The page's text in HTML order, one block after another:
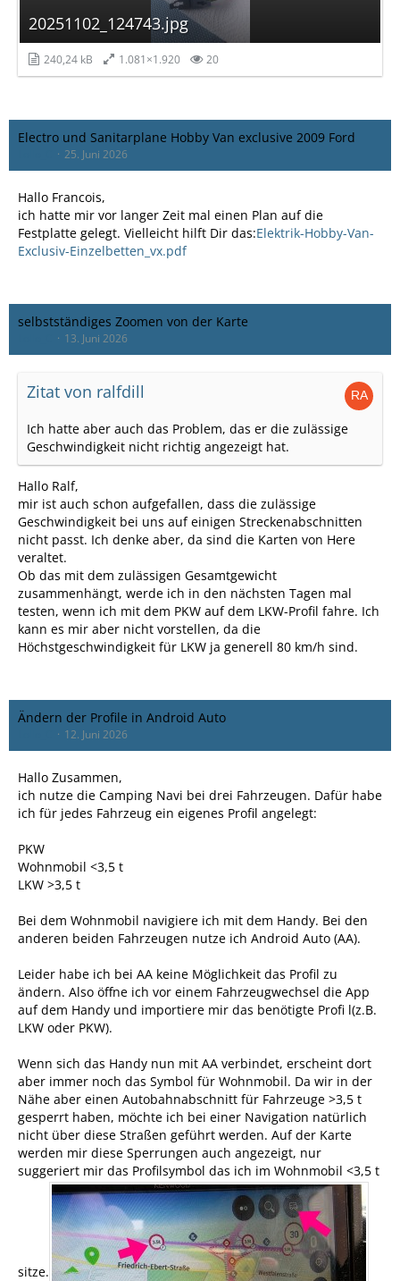
20251102_124743.jpg
240,24 kB 1.081×1.920 20
Electro und Sanitarplane Hobby Van exclusive 2009 Ford
25. Juni 2026
Hallo Francois,
ich hatte mir vor langer Zeit mal einen Plan auf die
Festplatte gelegt. Vielleicht hilft Dir das:Elektrik-Hobby-Van-
Exclusiv-Einzelbetten_vx.pdf
selbstständiges Zoomen von der Karte
13. Juni 2026
Zitat von ralfdill
Ich hatte aber auch das Problem, das er die zulässige
Geschwindigkeit nicht richtig angezeigt hat.
Hallo Ralf,
mir ist auch schon aufgefallen, dass die zulässige
Geschwindigkeit bei uns auf einigen Streckenabschnitten
nicht passt. Ich denke aber, da sind die Karten von Here
veraltet.
Ob das mit dem zulässigen Gesamtgewicht
zusammenhängt, werde ich in den nächsten Tagen mal
testen, wenn ich mit dem PKW auf dem LKW-Profil fahre. Ich
kann es mir aber nicht vorstellen, da die
Höchstgeschwindigkeit für LKW ja generell 80 km/h sind.
Ändern der Profile in Android Auto
12. Juni 2026
Hallo Zusammen,
ich nutze die Camping Navi bei drei Fahrzeugen. Dafür habe
ich für jedes Fahrzeug ein eigenes Profil angelegt:
PKW
Wohnmobil <3,5 t
LKW >3,5 t
Bei dem Wohnmobil navigiere ich mit dem Handy. Bei den
anderen beiden Fahrzeugen nutze ich Android Auto (AA).
Leider habe ich bei AA keine Möglichkeit das Profil zu
ändern. Also öffne ich vor einem Fahrzeugwechsel die App
auf dem Handy und importiere mir das benötigte Profi l(z.B.
LKW oder PKW).
Wenn sich das Handy nun mit AA verbindet, erscheint dort
aber immer noch das Symbol für Wohnmobil. Da wir in der
Nähe aber einen Autobahnabschnitt für Fahrzeuge >3,5 t
gesperrt haben, möchte ich bei einer Navigation natürlich
nicht über diese Straßen geführt werden. Auf der Karte
werden mir diese Sperrungen auch angezeigt, nur
suggeriert mir das Profilsymbol das ich im Wohnmobil <3,5 t
sitze.